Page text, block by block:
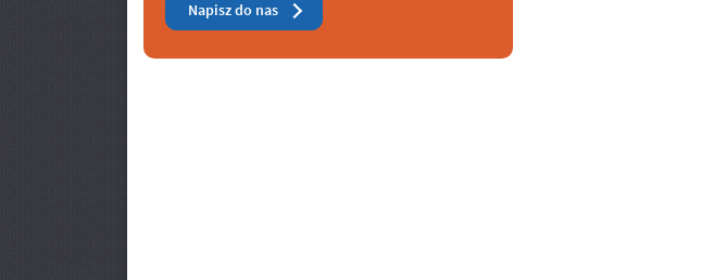
Napisz do nas